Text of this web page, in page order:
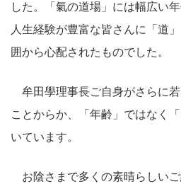
した。「氣の道場」には幅広い
人生経験が豊富な皆さんに「道
囲から心配されたものでした。
牟田學理事長ご自身がさらに
ことからか、「年齢」ではなく
いています。
お陰さまで多くの素晴らしいご